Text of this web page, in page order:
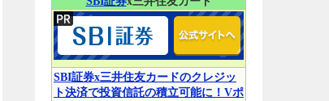
SBI証券x三井住友カードのクレジッ
ト決済で投資信託の積立可能に！Vポ